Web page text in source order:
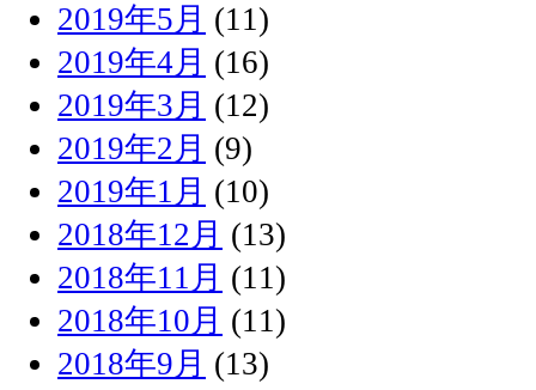
2019年5月 (11)
2019年4月 (16)
2019年3月 (12)
2019年2月 (9)
2019年1月 (10)
2018年12月 (13)
2018年11月 (11)
2018年10月 (11)
2018年9月 (13)